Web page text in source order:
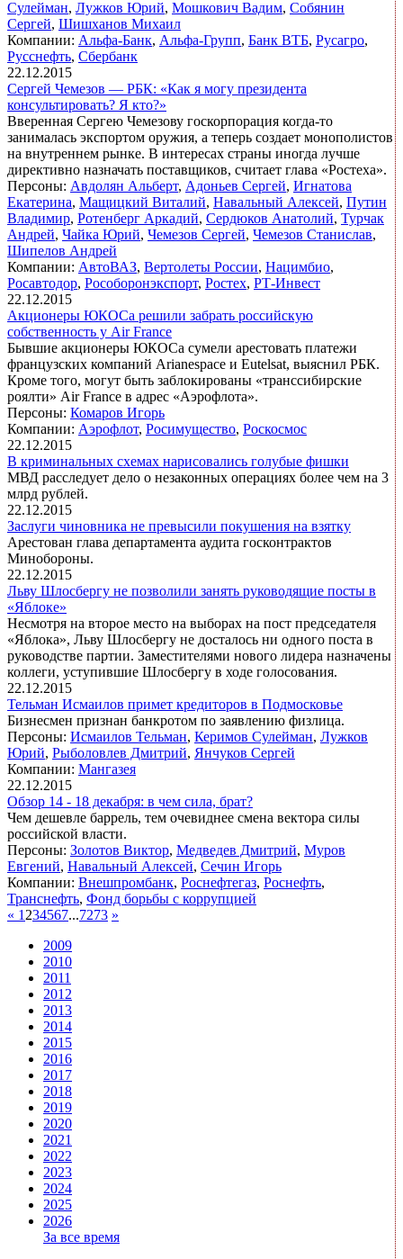
Сулейман, Лужков Юрий, Мошкович Вадим, Собянин
Сергей, Шишханов Михаил
Компании: Альфа-Банк, Альфа-Групп, Банк ВТБ, Русагро,
Русснефть, Сбербанк
22.12.2015
Сергей Чемезов — РБК: «Как я могу президента
консультировать? Я кто?»
Вверенная Сергею Чемезову госкорпорация когда-то
занималась экспортом оружия, а теперь создает монополистов
на внутреннем рынке. В интересах страны иногда лучше
директивно назначать поставщиков, считает глава «Ростеха».
Персоны: Авдолян Альберт, Адоньев Сергей, Игнатова
Екатерина, Мащицкий Виталий, Навальный Алексей, Путин
Владимир, Ротенберг Аркадий, Сердюков Анатолий, Турчак
Андрей, Чайка Юрий, Чемезов Сергей, Чемезов Станислав,
Шипелов Андрей
Компании: АвтоВАЗ, Вертолеты России, Нацимбио,
Росавтодор, Рособоронэкспорт, Ростех, РТ-Инвест
22.12.2015
Акционеры ЮКОСа решили забрать российскую
собственность у Air France
Бывшие акционеры ЮКОСа сумели арестовать платежи
французских компаний Arianespace и Eutelsat, выяснил РБК.
Кроме того, могут быть заблокированы «транссибирские
роялти» Air France в адрес «Аэрофлота».
Персоны: Комаров Игорь
Компании: Аэрофлот, Росимущество, Роскосмос
22.12.2015
В криминальных схемах нарисовались голубые фишки
МВД расследует дело о незаконных операциях более чем на 3
млрд рублей.
22.12.2015
Заслуги чиновника не превысили покушения на взятку
Арестован глава департамента аудита госконтрактов
Минобороны.
22.12.2015
Льву Шлосбергу не позволили занять руководящие посты в
«Яблоке»
Несмотря на второе место на выборах на пост председателя
«Яблока», Льву Шлосбергу не досталось ни одного поста в
руководстве партии. Заместителями нового лидера назначены
коллеги, уступившие Шлосбергу в ходе голосования.
22.12.2015
Тельман Исмаилов примет кредиторов в Подмосковье
Бизнесмен признан банкротом по заявлению физлица.
Персоны: Исмаилов Тельман, Керимов Сулейман, Лужков
Юрий, Рыболовлев Дмитрий, Янчуков Сергей
Компании: Мангазея
22.12.2015
Обзор 14 - 18 декабря: в чем сила, брат?
Чем дешевле баррель, тем очевиднее смена вектора силы
российской власти.
Персоны: Золотов Виктор, Медведев Дмитрий, Муров
Евгений, Навальный Алексей, Сечин Игорь
Компании: Внешпромбанк, Роснефтегаз, Роснефть,
Транснефть, Фонд борьбы с коррупцией
« 1 234567...7273 »
2009
2010
2011
2012
2013
2014
2015
2016
2017
2018
2019
2020
2021
2022
2023
2024
2025
2026
За все время